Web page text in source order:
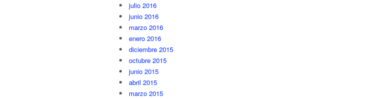
julio 2016
junio 2016
marzo 2016
enero 2016
diciembre 2015
octubre 2015
junio 2015
abril 2015
marzo 2015